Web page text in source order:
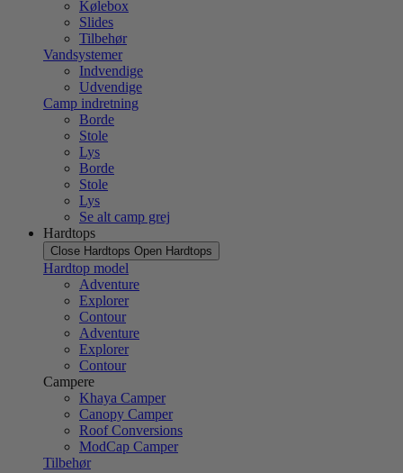
Kølebox
Slides
Tilbehør
Vandsystemer
Indvendige
Udvendige
Camp indretning
Borde
Stole
Lys
Borde
Stole
Lys
Se alt camp grej
Hardtops
Close Hardtops Open Hardtops
Hardtop model
Adventure
Explorer
Contour
Adventure
Explorer
Contour
Campere
Khaya Camper
Canopy Camper
Roof Conversions
ModCap Camper
Tilbehør